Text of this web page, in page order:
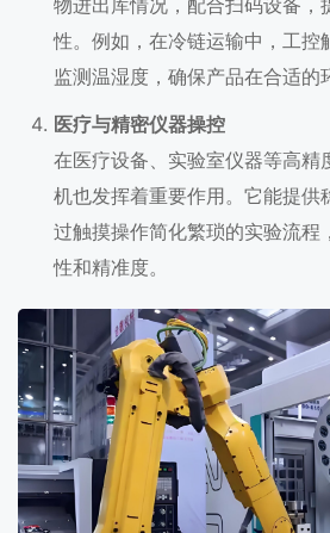
性。例如，在冷链运输中，工控
监测温湿度，确保产品在合适的
医疗与精密仪器操控
在医疗设备、实验室仪器等高精
机也发挥着重要作用。它能提供
过触摸操作简化繁琐的实验流程
性和精准度。